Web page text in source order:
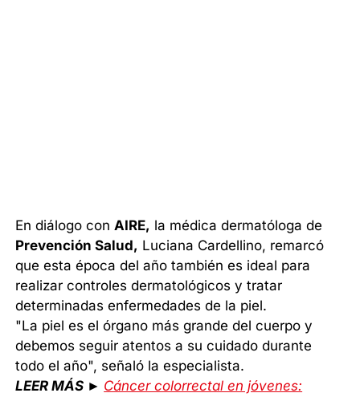
En diálogo conAIRE, la médica dermatóloga de
Prevención Salud, Luciana Cardellino, remarcó
que esta época del año también es ideal para
realizar controles dermatológicos y tratar
determinadas enfermedades de la piel.
"La piel es el órgano más grande del cuerpo y
debemos seguir atentos a su cuidado durante
todo el año", señaló la especialista.
LEER MÁS ► Cáncer colorrectal en jóvenes: